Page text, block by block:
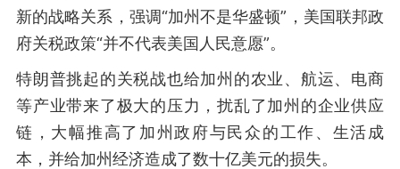
新的战略关系，强调“加州不是华盛顿”，美国联邦政
府关税政策“并不代表美国人民意愿”。
特朗普挑起的关税战也给加州的农业、航运、电商
等产业带来了极大的压力，扰乱了加州的企业供应
链，大幅推高了加州政府与民众的工作、生活成
本，并给加州经济造成了数十亿美元的损失。